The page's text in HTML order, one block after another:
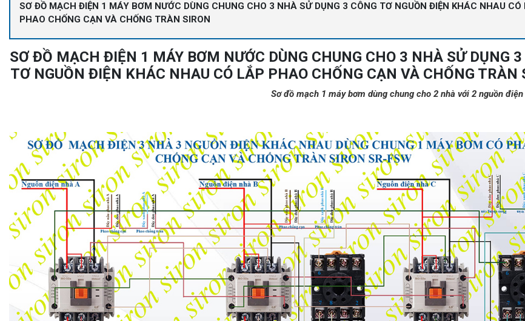
SƠ ĐỒ MẠCH ĐIỆN 1 MÁY BƠM NƯỚC DÙNG CHUNG CHO 3 NHÀ SỬ DỤNG 3 CÔNG TƠ NGUỒN ĐIỆN KHÁC NHAU CÓ
PHAO CHỐNG CẠN VÀ CHỐNG TRÀN SIRON
SƠ ĐỒ MẠCH ĐIỆN 1 MÁY BƠM NƯỚC DÙNG CHUNG CHO 3 NHÀ SỬ DỤNG 3
TƠ NGUỒN ĐIỆN KHÁC NHAU CÓ LẮP PHAO CHỐNG CẠN VÀ CHỐNG TRÀN
Sơ đồ mạch 1 máy bơm dùng chung cho 2 nhà với 2 nguồn